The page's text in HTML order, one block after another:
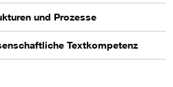
und Prozesse
Textkompetenz